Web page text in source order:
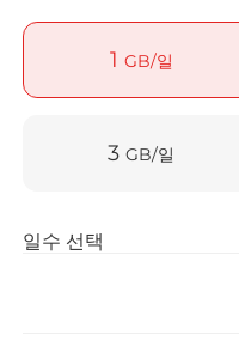
1 GB/일
3GB/일
일수 선택